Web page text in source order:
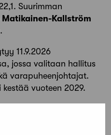
Suurimman
Matikainen-Kallström
11.9.2026
jossa valitaan hallitus
varapuheenjohtajat.
vuoteen 2029.